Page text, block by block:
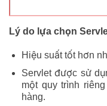
Lý do lựa chọn
Hiệu suất tốt hơn
Servlet được sử
một quy trình
hàng.